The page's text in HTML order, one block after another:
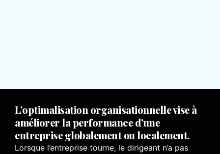
L’optimalisation organisationnelle vise à
améliorer la performance d’une
entreprise globalement ou localement.
Lorsque l’entreprise tourne, le dirigeant n’a pas